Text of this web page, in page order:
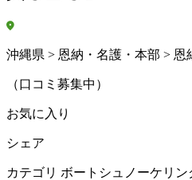
沖縄県 > 恩納・名護・本部 > 恩
（口コミ募集中）
お気に入り
シェア
カテゴリ ボートシュノーケリン